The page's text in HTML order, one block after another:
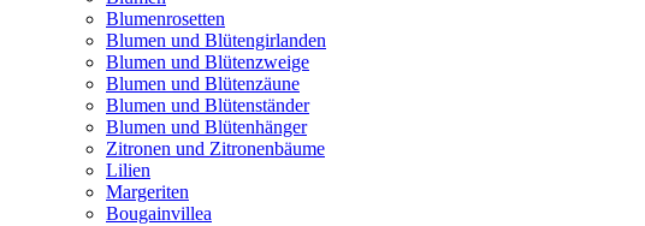
Blumenrosetten
Blumen und Blütengirlanden
Blumen und Blütenzweige
Blumen und Blütenzäune
Blumen und Blütenständer
Blumen und Blütenhänger
Zitronen und Zitronenbäume
Lilien
Margeriten
Bougainvillea